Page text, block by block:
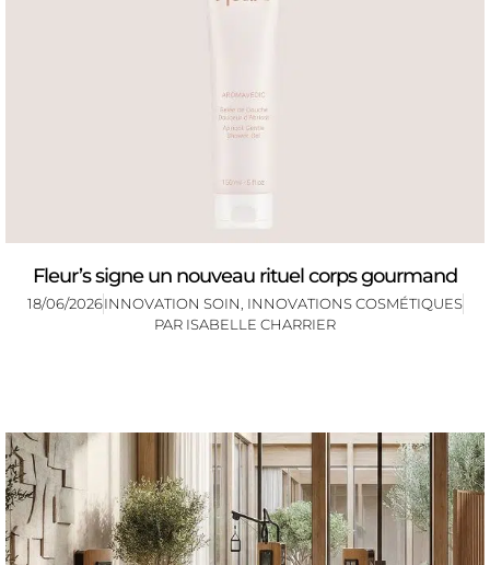
Fleur’s signe un nouveau rituel corps gourmand
18/06/2026INNOVATION SOIN INNOVATIONS COSMÉTIQUES
PAR ISABELLE CHARRIER